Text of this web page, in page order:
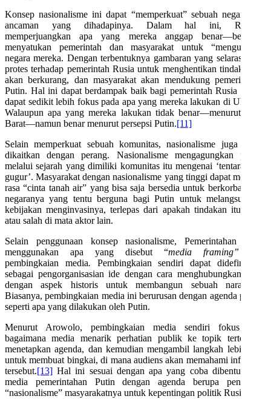
Konsep nasionalisme ini dapat “memperkuat” sebuah negara dari
ancaman yang dihadapinya. Dalam hal ini, Rusia—
memperjuangkan apa yang mereka anggap benar—berusaha
menyatukan pemerintah dan masyarakat untuk “menguatkan”
negara mereka. Dengan terbentuknya gambaran yang selaras, tentu
protes terhadap pemerintah Rusia untuk menghentikan tindakannya
akan berkurang, dan masyarakat akan mendukung pemerintahan
Putin. Hal ini dapat berdampak baik bagi pemerintah Rusia sendiri
dapat sedikit lebih fokus pada apa yang mereka lakukan di Ukraina.
Walaupun apa yang mereka lakukan tidak benar—menurut pihak
Barat—namun benar menurut persepsi Putin.[11]
Selain memperkuat sebuah komunitas, nasionalisme juga sering
dikaitkan dengan perang. Nasionalisme mengagungkan perang
melalui sejarah yang dimiliki komunitas itu mengenai ‘tentara yang
gugur’. Masyarakat dengan nasionalisme yang tinggi dapat memiliki
rasa “cinta tanah air” yang bisa saja bersedia untuk berkorban bagi
negaranya yang tentu berguna bagi Putin untuk melangsungkan
kebijakan menginvasinya, terlepas dari apakah tindakan itu benar
atau salah di mata aktor lain.
Selain penggunaan konsep nasionalisme, Pemerintahan Rusia
menggunakan apa yang disebut “media framing”
pembingkaian media. Pembingkaian sendiri dapat didefinisikan
sebagai pengorganisasian ide dengan cara menghubungkan cerita
dengan aspek historis untuk membangun sebuah narasi.
Biasanya, pembingkaian media ini berurusan dengan agenda politik,
seperti apa yang dilakukan oleh Putin.
Menurut Arowolo, pembingkaian media sendiri fokus pada
bagaimana media menarik perhatian publik ke topik tertentu –
menetapkan agenda, dan kemudian mengambil langkah lebih jauh
untuk membuat bingkai, di mana audiens akan memahami informasi
tersebut.[13] Hal ini sesuai dengan apa yang coba dibentuk oleh
media pemerintahan Putin dengan agenda berupa penguatan
“nasionalisme” masyarakatnya untuk kepentingan politik Rusia.